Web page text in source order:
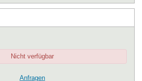
Nicht verfügbar
Anfragen